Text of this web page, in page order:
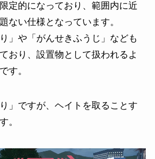
定的になっており、範囲内に近
ない仕様となっています。
」や「がんせきふうじ」なども
おり、設置物として扱われるよ
す。
」ですが、ヘイトを取ることす
。